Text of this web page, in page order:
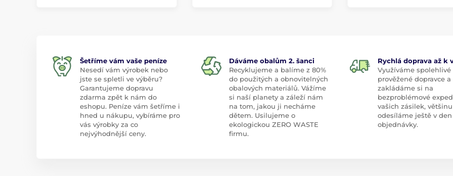
Šetříme vám vaše peníze
Nesedí vám výrobek nebo
jste se spletli ve výběru?
Garantujeme dopravu
zdarma zpět k nám do
eshopu. Peníze vám šetříme i
hned u nákupu, vybíráme pro
vás výrobky za co
nejvýhodnější ceny.
Dáváme obalům 2. šanci
Recyklujeme a balíme z 80%
do použitých a obnovitelných
obalových materiálů. Vážíme
si naší planety a záleží nám
na tom, jakou ji necháme
dětem. Usilujeme o
ekologickou ZERO WASTE
firmu.
Rychlá doprava až k
Využíváme spolehlivé
prověžené dopravce a
zakládáme si na
bezproblémové
vašich zásilek,
odesíláme ještě v den
objednávky.